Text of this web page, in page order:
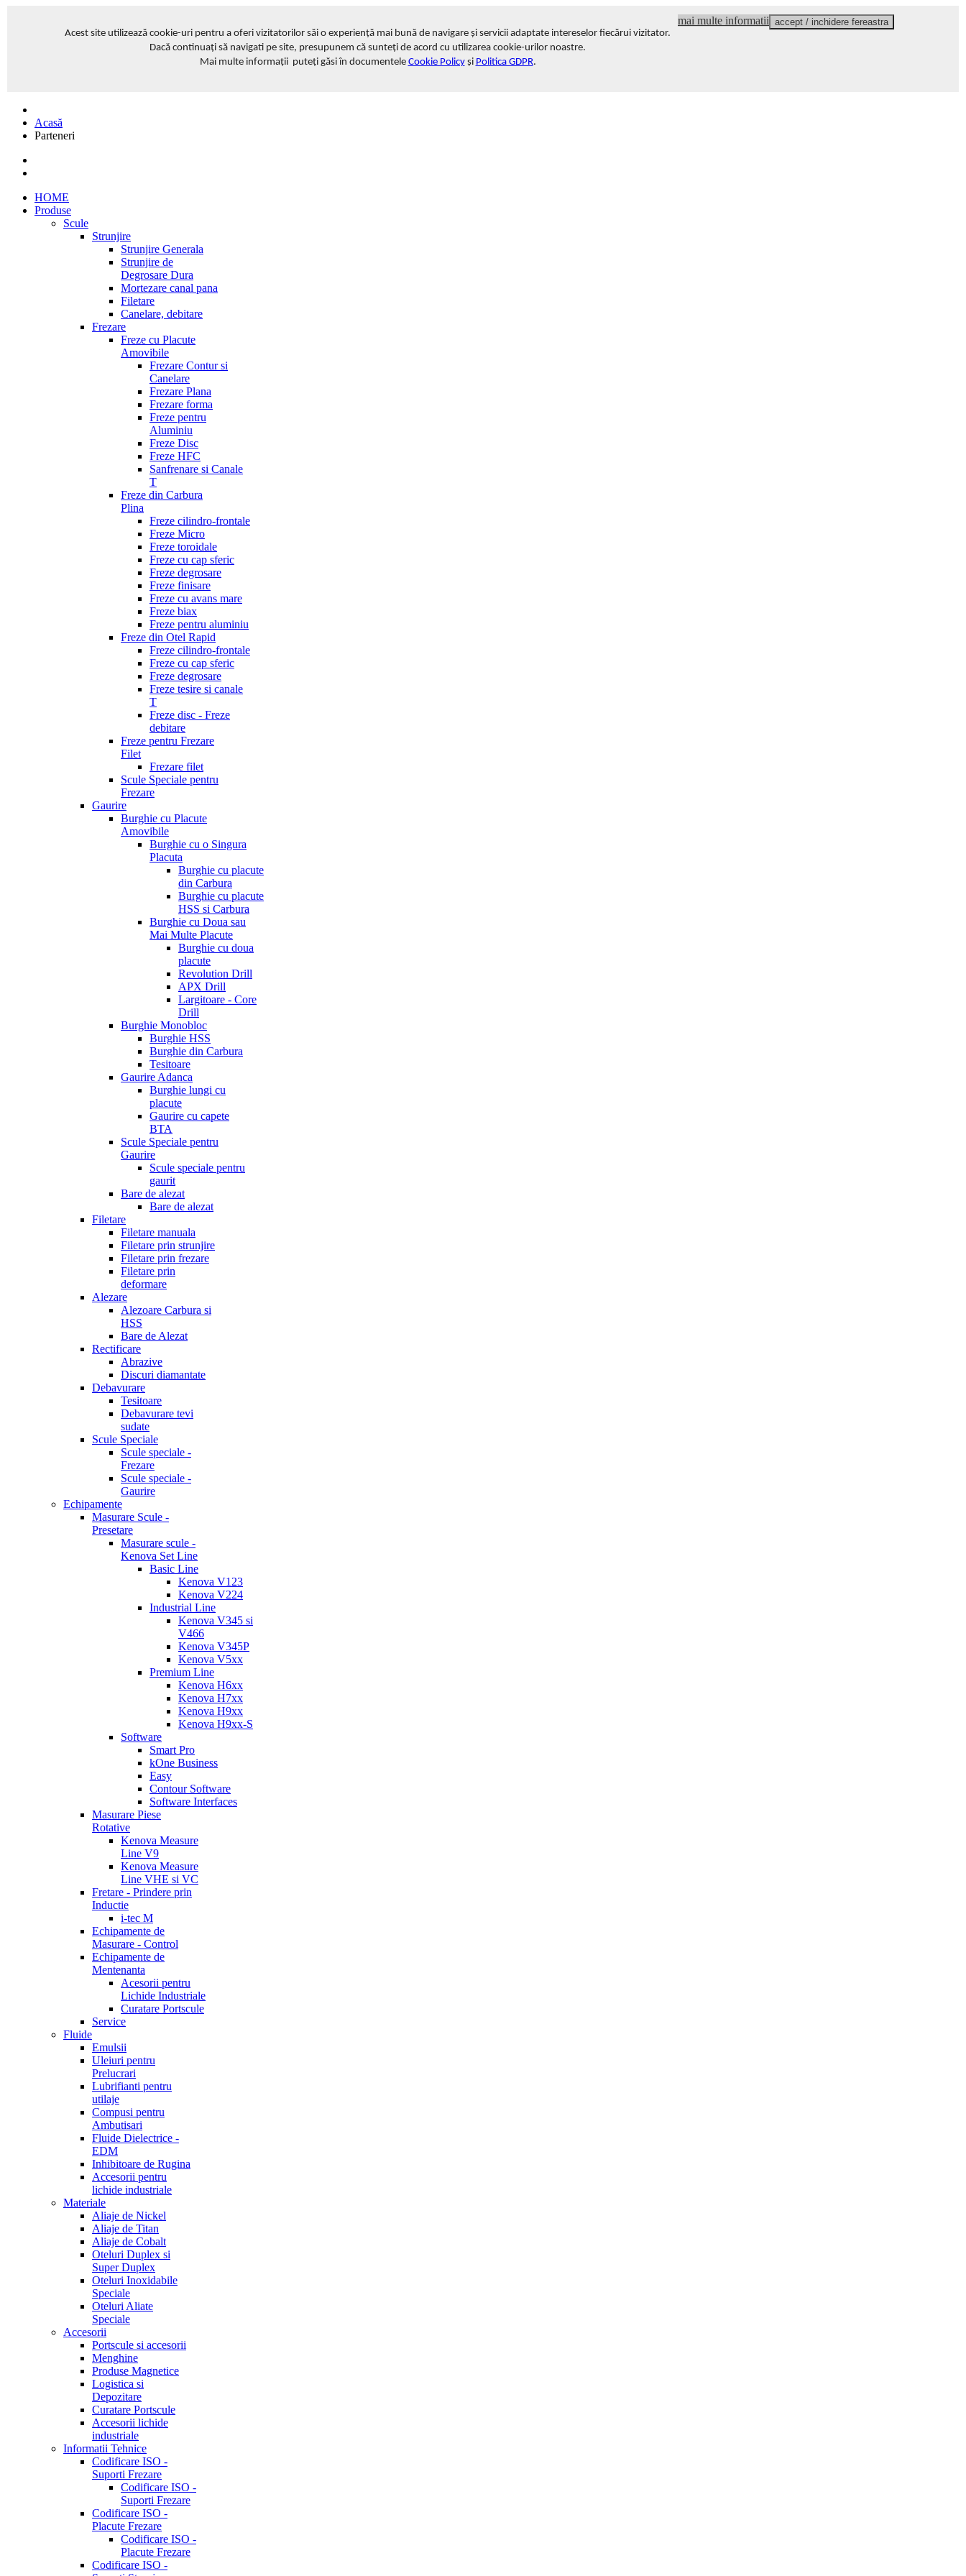
Acest site utilizează cookie-uri pentru a oferi vizitatorilor săi o experiență mai bună de navigare și servicii adaptate intereselor fiecărui vizitator.
Dacă continuați să navigati pe site, presupunem că sunteți de acord cu utilizarea cookie-urilor noastre.
Mai multe informații puteți găsi în documentele Cookie Policyși Politica GDPR.
mai multe informatii accept / inchidere fereastra
Acasă
Parteneri
HOME
Produse
Scule
Strunjire
Strunjire Generala
Strunjire de
Degrosare Dura
Mortezare canal pana
Filetare
Canelare, debitare
Frezare
Freze cu Placute
Amovibile
Frezare Contur si
Canelare
Frezare Plana
Frezare forma
Freze pentru
Aluminiu
Freze Disc
Freze HFC
Sanfrenare si Canale
T
Freze din Carbura
Plina
Freze cilindro-frontale
Freze Micro
Freze toroidale
Freze cu cap sferic
Freze degrosare
Freze finisare
Freze cu avans mare
Freze biax
Freze pentru aluminiu
Freze din Otel Rapid
Freze cilindro-frontale
Freze cu cap sferic
Freze degrosare
Freze tesire si canale
T
Freze disc - Freze
debitare
Freze pentru Frezare
Filet
Frezare filet
Scule Speciale pentru
Frezare
Gaurire
Burghie cu Placute
Amovibile
Burghie cu o Singura
Placuta
Burghie cu placute
din Carbura
Burghie cu placute
HSS si Carbura
Burghie cu Doua sau
Mai Multe Placute
Burghie cu doua
placute
Revolution Drill
APX Drill
Largitoare - Core
Drill
Burghie Monobloc
Burghie HSS
Burghie din Carbura
Tesitoare
Gaurire Adanca
Burghie lungi cu
placute
Gaurire cu capete
BTA
Scule Speciale pentru
Gaurire
Scule speciale pentru
gaurit
Bare de alezat
Bare de alezat
Filetare
Filetare manuala
Filetare prin strunjire
Filetare prin frezare
Filetare prin
deformare
Alezare
Alezoare Carbura si
HSS
Bare de Alezat
Rectificare
Abrazive
Discuri diamantate
Debavurare
Tesitoare
Debavurare tevi
sudate
Scule Speciale
Scule speciale -
Frezare
Scule speciale -
Gaurire
Echipamente
Masurare Scule -
Presetare
Masurare scule -
Kenova Set Line
Basic Line
Kenova V123
Kenova V224
Industrial Line
Kenova V345 si
V466
Kenova V345P
Kenova V5xx
Premium Line
Kenova H6xx
Kenova H7xx
Kenova H9xx
Kenova H9xx-S
Software
Smart Pro
kOne Business
Easy
Contour Software
Software Interfaces
Masurare Piese
Rotative
Kenova Measure
Line V9
Kenova Measure
Line VHE si VC
Fretare - Prindere prin
Inductie
i-tec M
Echipamente de
Masurare - Control
Echipamente de
Mentenanta
Acesorii pentru
Lichide Industriale
Curatare Portscule
Service
Fluide
Emulsii
Uleiuri pentru
Prelucrari
Lubrifianti pentru
utilaje
Compusi pentru
Ambutisari
Fluide Dielectrice -
EDM
Inhibitoare de Rugina
Accesorii pentru
lichide industriale
Materiale
Aliaje de Nickel
Aliaje de Titan
Aliaje de Cobalt
Oteluri Duplex si
Super Duplex
Oteluri Inoxidabile
Speciale
Oteluri Aliate
Speciale
Accesorii
Portscule si accesorii
Menghine
Produse Magnetice
Logistica si
Depozitare
Curatare Portscule
Accesorii lichide
industriale
Informatii Tehnice
Codificare ISO -
Suporti Frezare
Codificare ISO -
Suporti Frezare
Codificare ISO -
Placute Frezare
Codificare ISO -
Placute Frezare
Codificare ISO -